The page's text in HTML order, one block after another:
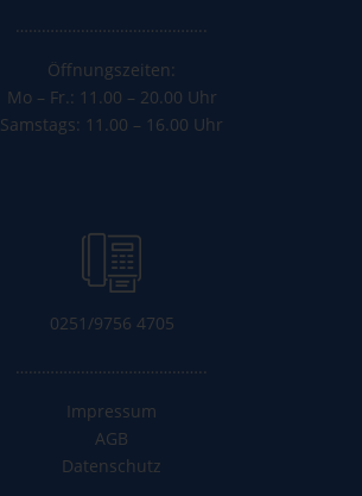
……………………………………..
Öffnungszeiten:
Mo – Fr.: 11.00 – 20.00 Uhr
Samstags: 11.00 – 16.00 Uhr
0251/9756 4705
……………………………………..
Impressum
AGB
Datenschutz